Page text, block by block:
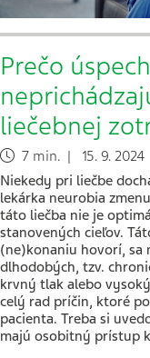
Prečo
liečebnej
7 min. | 15. 9.
Niekedy pri liečbe
lekárka neurobia
táto liečba nie je
stanovených cieľov.
(ne)konaniu hovorí, sa
dlhodobých, tzv.
krvný tlak alebo
celý rad príčin, ktoré
pacienta. Treba si
majú osobitný prístup